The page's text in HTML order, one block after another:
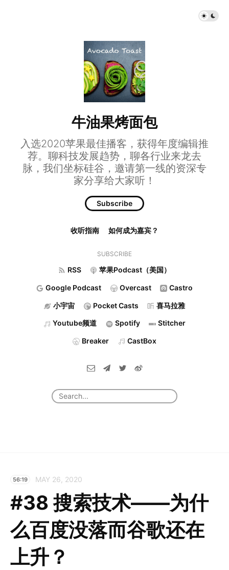
牛油果烤面包
入选2020苹果最佳播客，获得年度编辑推
荐。聊科技发展趋势，聊各行业来龙去
脉，我们坐标硅谷，邀请第一线的资深专
家分享给大家听！
Subscribe
收听指南 如何成为嘉宾？
SUBSCRIBE
RSS 苹果Podcast（美国）
Google Podcast Overcast Castro
小宇宙 Pocket Casts 喜马拉雅
Youtube频道 Spotify Stitcher
Breaker CastBox
56:19 MAY 26, 2020
#38 搜索技术——为什
么百度没落而谷歌还在
上升？